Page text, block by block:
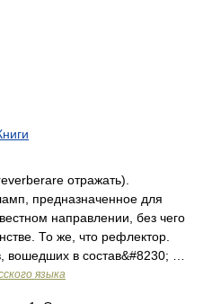
отражать).
предназначенное для
направлении, без чего
То же, что рефлектор.
вошедших в состав&#8230; …
языка